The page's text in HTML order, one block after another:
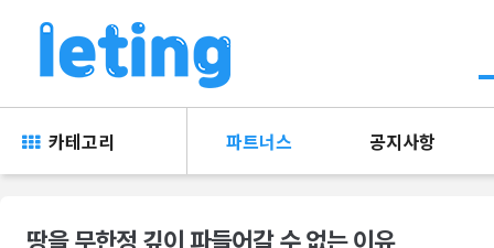
카테고리 파트너스 공지사항
땅을 무한정 깊이 파들어갈 수 없는 이유